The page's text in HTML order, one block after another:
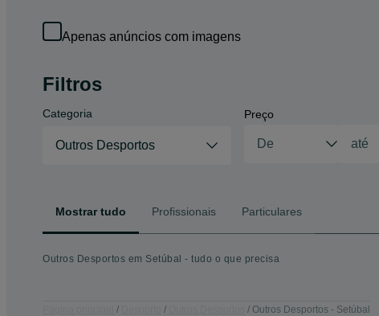
Apenas anúncios com imagens
Filtros
Categoria
Outros Desportos
Preço
Mostrar tudo Profissionais Particulares
Outros Desportos em Setúbal - tudo o que precisa
Outros Desportos - Setúbal